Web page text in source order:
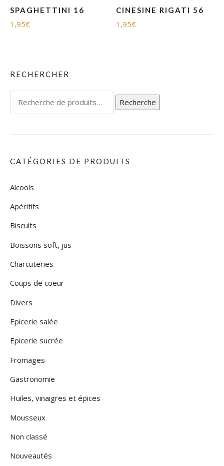
SPAGHETTINI 16
1,95€
CINESINE RIGATI 56
1,95€
RECHERCHER
Recherche
CATÉGORIES DE PRODUITS
Alcools
Apéritifs
Biscuits
Boissons soft, jus
Charcuteries
Coups de coeur
Divers
Epicerie salée
Epicerie sucrée
Fromages
Gastronomie
Huiles, vinaigres et épices
Mousseux
Non classé
Nouveautés